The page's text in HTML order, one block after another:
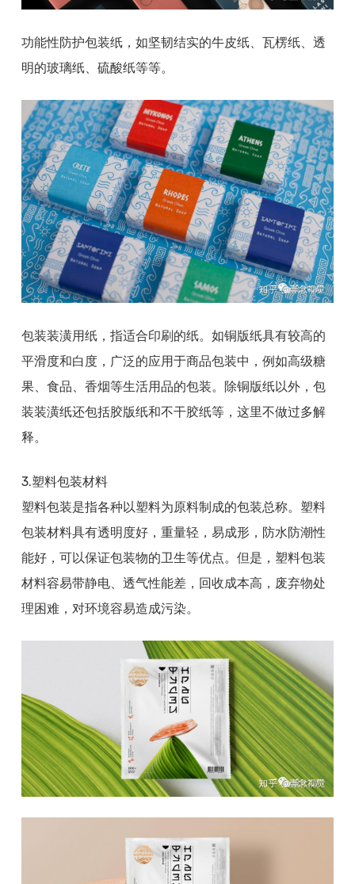
功能性防护包装纸，如坚韧结实的牛皮纸、瓦楞纸、透
明的玻璃纸、硫酸纸等等。
包装装潢用纸，指适合印刷的纸。如铜版纸具有较高的
平滑度和白度，广泛的应用于商品包装中，例如高级糖
果、食品、香烟等生活用品的包装。除铜版纸以外，包
装装潢纸还包括胶版纸和不干胶纸等，这里不做过多解
释。
3.塑料包装材料
塑料包装是指各种以塑料为原料制成的包装总称。塑料
包装材料具有透明度好，重量轻，易成形，防水防潮性
能好，可以保证包装物的卫生等优点。但是，塑料包装
材料容易带静电、透气性能差，回收成本高，废弃物处
理困难，对环境容易造成污染。